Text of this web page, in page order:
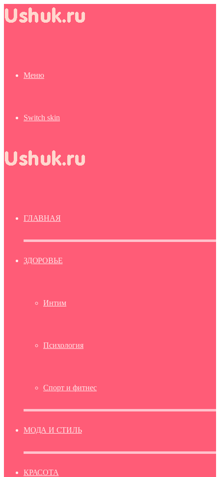
Меню
Switch skin
ГЛАВНАЯ
ЗДОРОВЬЕ
Интим
Психология
Спорт и фитнес
МОДА И СТИЛЬ
КРАСОТА